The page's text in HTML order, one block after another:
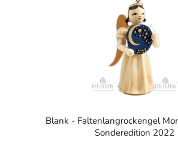
Blank - Faltenlangrockengel
Sonderedition 2022